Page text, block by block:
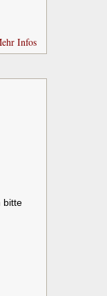
Infos
bitte